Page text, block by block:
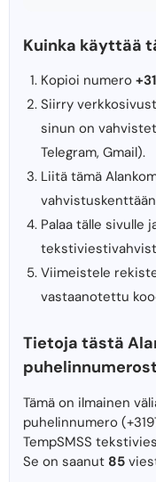
Kuinka käyttää
Kopioi numero
Siirry
sinun on
Telegram, Gmail).
Liitä tämä
Palaa tälle sivulle
Viimeistele
vastaanotettu
Tietoja tästä
Tämä on ilmainen
puhelinnumero
TempSMSS
Se on saanut 85